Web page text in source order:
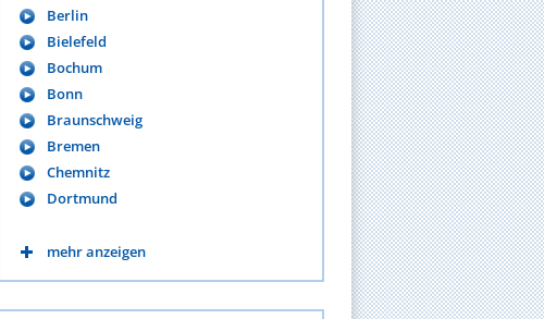
Berlin
Bielefeld
Bochum
Bonn
Braunschweig
Bremen
Chemnitz
Dortmund
mehr anzeigen